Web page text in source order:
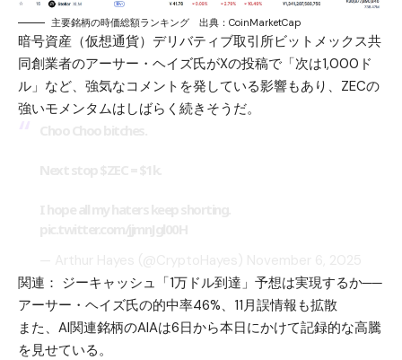
主要銘柄の時価総額ランキング 出典：CoinMarketCap
暗号資産（仮想通貨）デリバティブ取引所ビットメックス共
同創業者のアーサー・ヘイズ氏がXの投稿で「次は1,000ド
ル」など、強気なコメントを発している影響もあり、ZECの
強いモメンタムはしばらく続きそうだ。
関連： ジーキャッシュ「1万ドル到達」予想は実現するか──
アーサー・ヘイズ氏の的中率46%、11月誤情報も拡散
また、AI関連銘柄のAIAは6日から本日にかけて記録的な高騰
を見せている。